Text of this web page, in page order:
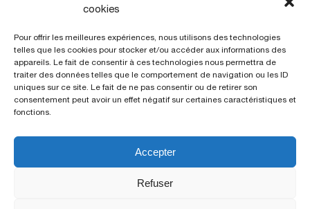
cookies
Pour offrir les meilleures expériences, nous utilisons des technologies
telles que les cookies pour stocker et/ou accéder aux informations des
appareils. Le fait de consentir à ces technologies nous permettra de
traiter des données telles que le comportement de navigation ou les ID
uniques sur ce site. Le fait de ne pas consentir ou de retirer son
consentement peut avoir un effet négatif sur certaines caractéristiques et
fonctions.
Accepter
Refuser
Polyclinique Saint George
06105 Nice Cedex 2